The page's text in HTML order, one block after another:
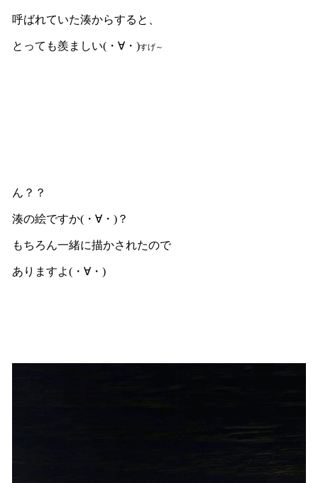
呼ばれていた湊からすると、
とっても羨ましい(・∀・)すげ～
ん？？
湊の絵ですか(・∀・)？
もちろん一緒に描かされたので
ありますよ(・∀・)